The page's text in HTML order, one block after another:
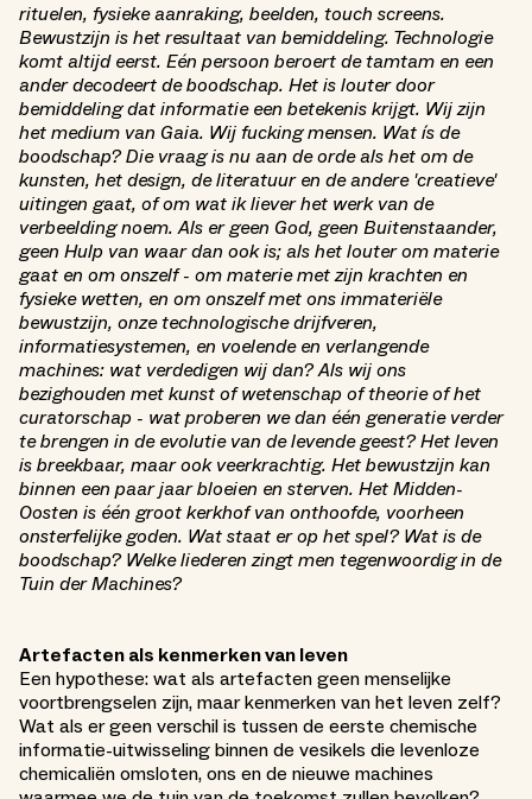
rituelen, fysieke aanraking, beelden, touch screens.
Bewustzijn is het resultaat van bemiddeling. Technologie
komt altijd eerst. Eén persoon beroert de tamtam en een
ander decodeert de boodschap. Het is louter door
bemiddeling dat informatie een betekenis krijgt. Wij zijn
het medium van Gaia. Wij fucking mensen. Wat ís de
boodschap? Die vraag is nu aan de orde als het om de
kunsten, het design, de literatuur en de andere 'creatieve'
uitingen gaat, of om wat ik liever het werk van de
verbeelding noem. Als er geen God, geen Buitenstaander,
geen Hulp van waar dan ook is; als het louter om materie
gaat en om onszelf - om materie met zijn krachten en
fysieke wetten, en om onszelf met ons immateriële
bewustzijn, onze technologische drijfveren,
informatiesystemen, en voelende en verlangende
machines: wat verdedigen wij dan? Als wij ons
bezighouden met kunst of wetenschap of theorie of het
curatorschap - wat proberen we dan één generatie verder
te brengen in de evolutie van de levende geest? Het leven
is breekbaar, maar ook veerkrachtig. Het bewustzijn kan
binnen een paar jaar bloeien en sterven. Het Midden-
Oosten is één groot kerkhof van onthoofde, voorheen
onsterfelijke goden. Wat staat er op het spel? Wat is de
boodschap? Welke liederen zingt men tegenwoordig in de
Tuin der Machines?
Artefacten als kenmerken van leven
Een hypothese: wat als artefacten geen menselijke
voortbrengselen zijn, maar kenmerken van het leven zelf?
Wat als er geen verschil is tussen de eerste chemische
informatie-uitwisseling binnen de vesikels die levenloze
chemicaliën omsloten, ons en de nieuwe machines